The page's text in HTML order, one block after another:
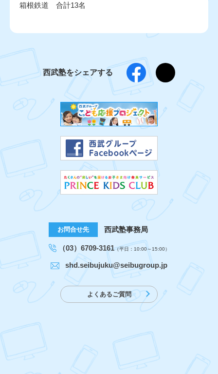
箱根鉄道 合計13名
西武塾をシェアする
お問合せ先 西武塾事務局
（03）6709-3161（平日：10:00～15:00）
shd.seibujuku@seibugroup.jp
よくあるご質問